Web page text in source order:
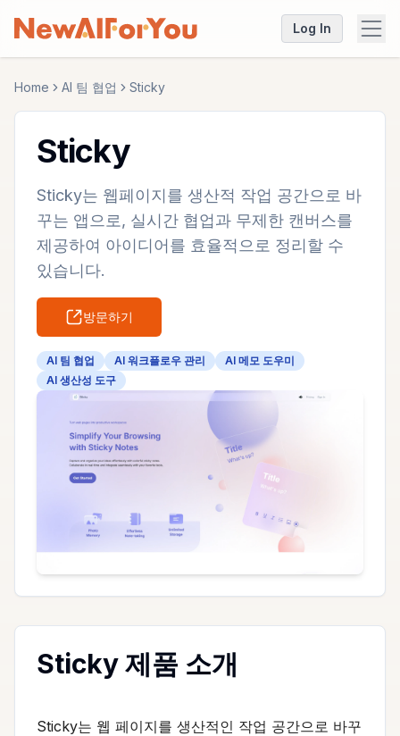
Log In
Home AI 팀 협업 Sticky
Sticky
Sticky는 웹페이지를 생산적 작업 공간으로 바
꾸는 앱으로, 실시간 협업과 무제한 캔버스를
제공하여 아이디어를 효율적으로 정리할 수
있습니다.
방문하기
AI 팀 협업 AI 워크플로우 관리
AI 메모 도우미
AI 생산성 도구
Sticky 제품 소개
Sticky는 웹 페이지를 생산적인 작업 공간으로 바꾸